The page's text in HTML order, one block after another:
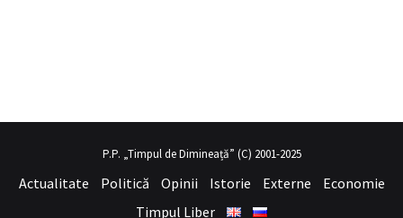
hayalini kurduğu seksi kadının üvey annesi gibi
P.P. „Timpul de Dimineață” (C) 2001-2025
Actualitate Politică Opinii Istorie Externe
Economie
Timpul Liber